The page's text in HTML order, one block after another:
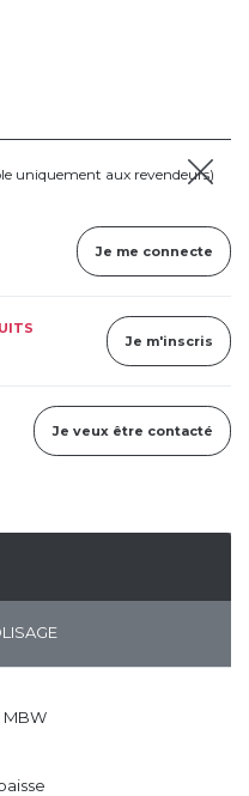
uniquement aux revendeurs)
Je me connecte
Je m'inscris
Je veux être contacté